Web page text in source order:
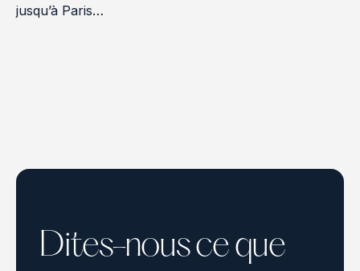
jusqu’à Paris…
Dites-nous ce que